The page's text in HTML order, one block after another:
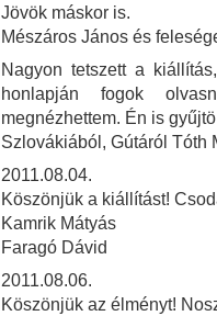
Jövök máskor is.
Mészáros János és
Nagyon tetszett a
honlapján fogok
megnézhettem. Én is
Szlovákiából, Gútáról Tóth
2011.08.04.
Köszönjük a kiállítást!
Kamrik Mátyás
Faragó Dávid
2011.08.06.
Köszönjük az élményt!